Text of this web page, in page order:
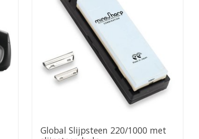
Global Slijpsteen 220/1000 met